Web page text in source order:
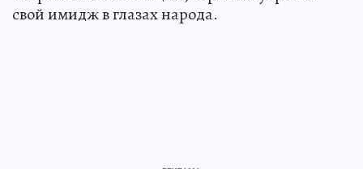
свой имидж в глазах народа.